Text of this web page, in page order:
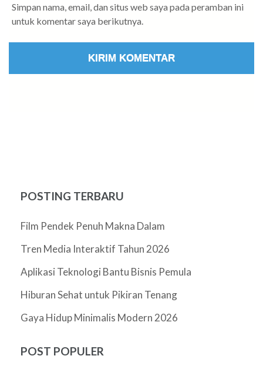
Simpan nama, email, dan situs web saya pada peramban ini
untuk komentar saya berikutnya.
POSTING TERBARU
Film Pendek Penuh Makna Dalam
Tren Media Interaktif Tahun 2026
Aplikasi Teknologi Bantu Bisnis Pemula
Hiburan Sehat untuk Pikiran Tenang
Gaya Hidup Minimalis Modern 2026
POST POPULER